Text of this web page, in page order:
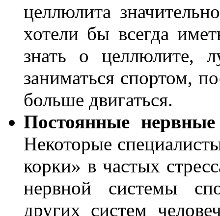
целлюлита
хотели бы всегда
знать о целлюлите,
заниматься спортом,
больше двигаться.
Постоянные
Некоторые
корки» в частых
нервной системы
других систем